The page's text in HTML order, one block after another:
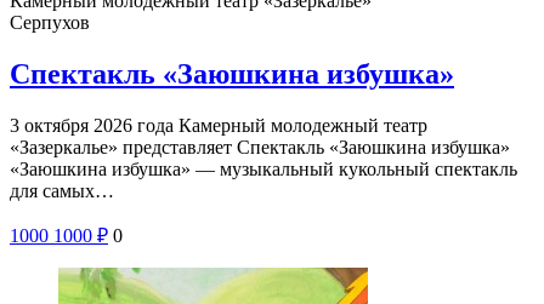
Серпухов
Спектакль «Заюшкина избушка»
3 октября 2026 года Камерный молодежный театр
«Зазеркалье» представляет Спектакль «Заюшкина избушка»
«Заюшкина избушка» — музыкальный кукольный спектакль
для самых…
1000 1000 ₽ 0